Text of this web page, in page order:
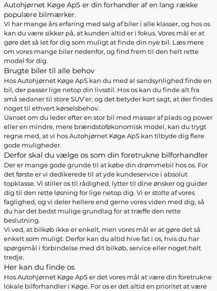
Autohjørnet Køge ApS er din forhandler af en lang række
populære bilmærker.
Vi har mange års erfaring med salg af biler i alle klasser, og hos os
kan du være sikker på, at kunden altid er i fokus. Vores mål er at
gøre det så let for dig som muligt at finde din nye bil. Læs mere
om vores mange biler nedenfor, og find frem til den helt rette
model for dig.
Brugte biler til alle behov
Hos Autohjørnet Køge ApS kan du med al sandsynlighed finde en
bil, der passer lige netop din livsstil. Hos os kan du finde alt fra
små sedaner til store SUV’er, og det betyder kort sagt, at der findes
noget til ethvert kørselsbehov.
Uanset om du leder efter en stor bil med masser af plads og power
eller en mindre, mere brændstoføkonomisk model, kan du trygt
regne med, at vi hos Autohjørnet Køge ApS kan tilbyde dig flere
gode muligheder.
Derfor skal du vælge os som din foretrukne bilforhandler
Der er mange gode grunde til at købe din drømmebil hos os. For
det første er vi dedikerede til at yde kundeservice i absolut
topklasse. Vi stiller os til rådighed, lytter til dine ønsker og guider
dig til den rette løsning for lige netop dig. Vi er stolte af vores
faglighed, og vi deler hellere end gerne vores viden med dig, så
du har det bedst mulige grundlag for at træffe den rette
beslutning.
Vi ved, at bilkøb ikke er enkelt, men vores mål er at gøre det så
enkelt som muligt. Derfor kan du altid hive fat i os, hvis du har
spørgsmål i forbindelse med dit bilkøb, service eller noget helt
tredje.
Her kan du finde os
Hos Autohjørnet Køge ApS er det vores mål at være din foretrukne
lokale bilforhandler i Køge. For os er det altid en prioritet at være